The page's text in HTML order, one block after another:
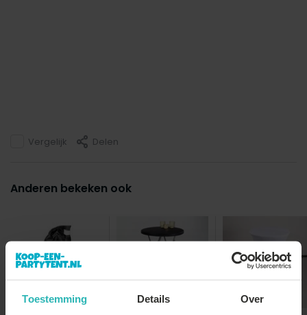
Toestemming Details Over
Vergelijk Delen
Anderen bekeken ook
Gewichtzak